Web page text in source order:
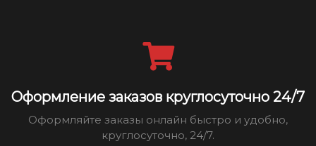
Оформление заказов круглосуточно 24/7
Оформляйте заказы онлайн быстро и удобно,
круглосуточно, 24/7.